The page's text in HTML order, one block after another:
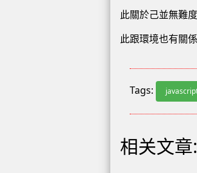
此關於己並無難
此跟環境也有關
Tags:
相关文章: